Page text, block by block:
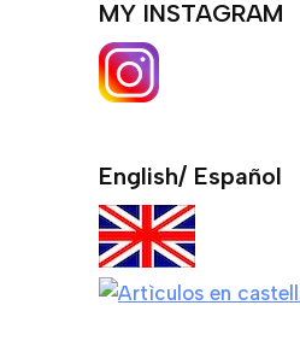
MY INSTAGRAM
English/ Español